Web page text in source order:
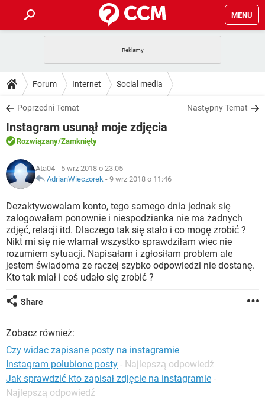
MENU
GRY WHATSAPP
SPOTIFY
INSTAGRAM FACEBOOK
WINDOWS 10
PORADY
PlayStation
SPOTIFY
INSTAGRAM
WINDOWS 10
DO POBRANIA
ANDROID TIKTOK
GRY
IOS
INSTAGRAM
WINDOWS 10
FORUM
COVID-19
GRY WHATSAPP
INSTAGRAM FACEBOOK
WINDOWS 10
ARTYKUŁY
COVID-19
GRY WHATSAPP
SPOTIFY NETFLIX
INSTAGRAM FACEBOOK
WINDOWS 10
Forum Internet Social media
Poprzedni Temat Następny Temat
Instagram usunął moje zdjęcia
Rozwiązany/Zamknięty
Ata04 - 5 wrz 2018 o 23:05
AdrianWieczorek - 9 wrz 2018 o 11:46
Dezaktywowalam konto, tego samego dnia jednak się
zalogowałam ponownie i niespodzianka nie ma żadnych
zdjęć, relacji itd. Dlaczego tak się stało i co mogę zrobić ?
Nikt mi się nie włamał wszystko sprawdziłam wiec nie
rozumiem sytuacji. Napisałam i zgłosiłam problem ale
jestem świadoma ze raczej szybko odpowiedzi nie dostanę.
Kto tak miał i coś udało się zrobić ?
Share
Zobacz również:
Czy widac zapisane posty na instagramie
Instagram polubione posty - Najlepszą odpowiedź
Jak sprawdzić kto zapisał zdjęcie na instagramie -
Najlepszą odpowiedź